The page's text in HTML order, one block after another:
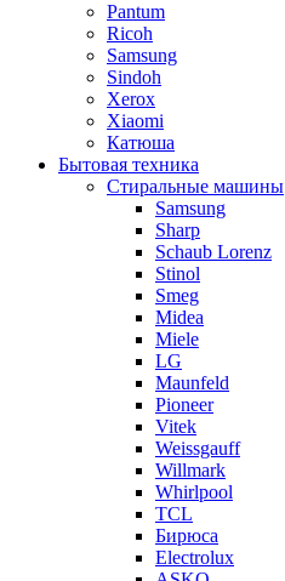
Pantum
Ricoh
Samsung
Sindoh
Xerox
Xiaomi
Катюша
Бытовая техника
Стиральные машины
Samsung
Sharp
Schaub Lorenz
Stinol
Smeg
Midea
Miele
LG
Maunfeld
Pioneer
Vitek
Weissgauff
Willmark
Whirlpool
TCL
Бирюса
Electrolux